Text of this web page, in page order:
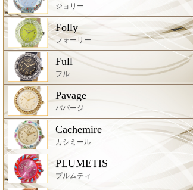
ジョリー
Folly
フォーリー
Full
フル
Pavage
パバージ
Cachemire
カシミール
PLUMETIS
プルムティ